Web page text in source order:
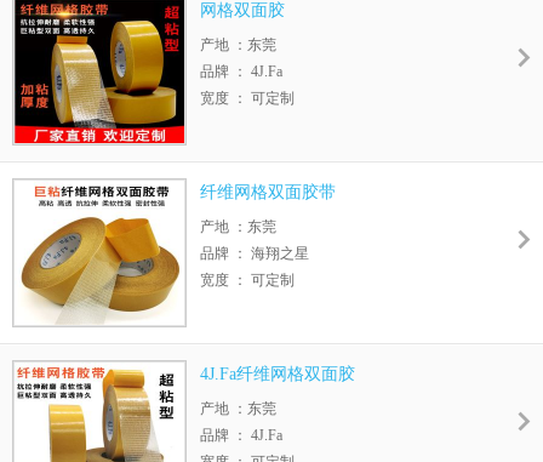
长期耐温性：60
用途 ：汽车行业、门窗封边、纺织物、无纺
布、皮革等的贴合
网格双面胶
产地 ：东莞
品牌 ： 4J.Fa
宽度 ： 可定制
长期耐温性：60
用途 ：汽车行业、门窗封边、纺织物、无纺
布、皮革等的贴合
纤维网格双面胶带
产地 ：东莞
品牌 ： 海翔之星
宽度 ： 可定制
长期耐温性：60
用途 ：汽车行业、门窗封边、纺织物、无纺
布、皮革等的贴合
4J.Fa纤维网格双面胶
产地 ：东莞
品牌 ： 4J.Fa